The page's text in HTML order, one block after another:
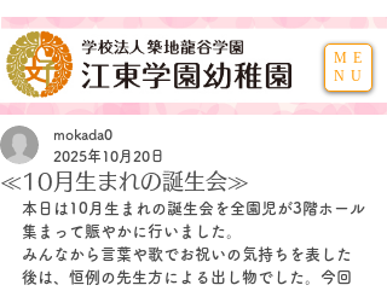
ME
NU
≪10月生まれの誕生会≫
mokada0
2025年10月20日
本日は10月生まれの誕生会を全園児が3階ホール
集まって賑やかに行いました。
みんなから言葉や歌でお祝いの気持ちを表した
後は、恒例の先生方による出し物でした。今回